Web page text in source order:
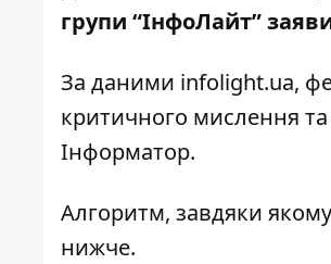
групи “ІнфоЛайт”
За даними infolight.ua,
критичного мислення
Інформатор.
Алгоритм, завдяки
нижче.